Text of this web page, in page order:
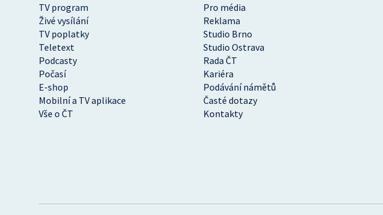
TV program
Pro média
Živé vysílání
Reklama
TV poplatky
Studio Brno
Teletext
Studio Ostrava
Podcasty
Rada ČT
Počasí
Kariéra
E-shop
Podávání námětů
Mobilní a TV aplikace
Časté dotazy
Vše o ČT
Kontakty